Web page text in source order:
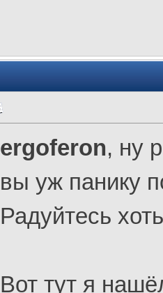
ergoferon, ну
вы уж панику
Радуйтесь
Вот тут я